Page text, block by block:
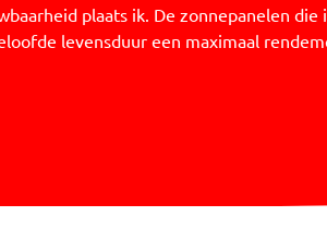
plaats ik. De zonnepanelen die
levensduur een maximaal